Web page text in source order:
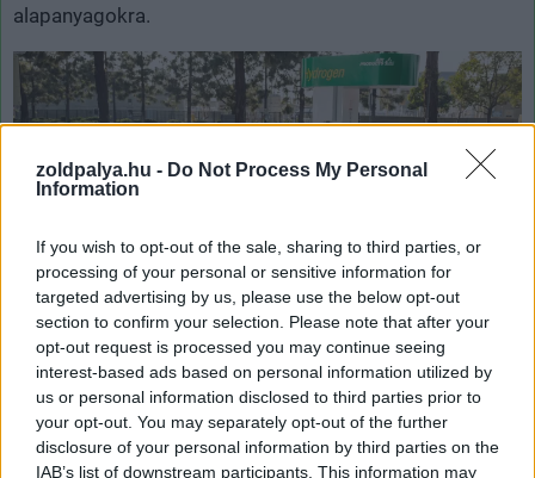
zoldpalya.hu - Do Not Process My Personal
Information
If you wish to opt-out of the sale, sharing to third parties, or
processing of your personal or sensitive information for
targeted advertising by us, please use the below opt-out
section to confirm your selection. Please note that after your
opt-out request is processed you may continue seeing
interest-based ads based on personal information utilized by
us or personal information disclosed to third parties prior to
your opt-out. You may separately opt-out of the further
disclosure of your personal information by third parties on the
IAB’s list of downstream participants. This information may
alapanyagokra.
A zöld hidrogénnel az elektromos autók működtetése teljesen
fenntarthatóvá válhat (Fotó: Toyota)
A zöld hidrogénnel az elektromos autók működtetése